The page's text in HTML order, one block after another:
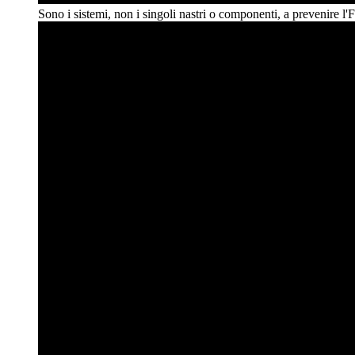
Sono i sistemi, non i singoli nastri o componenti, a prevenire